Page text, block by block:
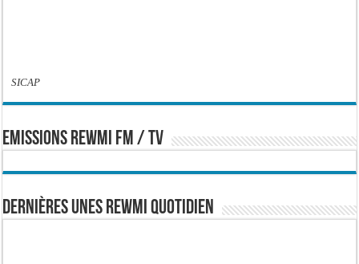
SICAP
EMISSIONS REWMI FM / TV
Dernières Unes Rewmi Quotidien